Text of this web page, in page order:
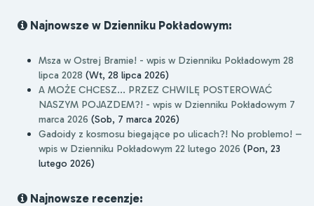
Najnowsze w Dzienniku Pokładowym:
Msza w Ostrej Bramie! - wpis w Dzienniku Pokładowym 28
lipca 2028 (Wt, 28 lipca 2026)
A MOŻE CHCESZ... PRZEZ CHWILĘ POSTEROWAĆ
NASZYM POJAZDEM?! - wpis w Dzienniku Pokładowym 7
marca 2026 (Sob, 7 marca 2026)
Gadoidy z kosmosu biegające po ulicach?! No problemo! –
wpis w Dzienniku Pokładowym 22 lutego 2026 (Pon, 23
lutego 2026)
Najnowsze recenzje: